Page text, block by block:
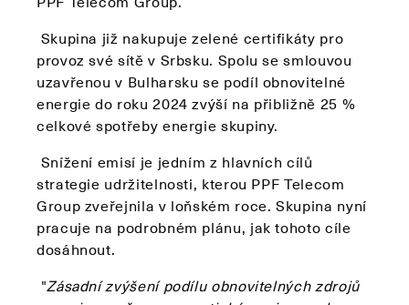
Skupina již nakupuje zelené certifikáty pro
provoz své sítě v Srbsku. Spolu se smlouvou
uzavřenou v Bulharsku se podíl obnovitelné
energie do roku 2024 zvýší na přibližně 25 %
celkové spotřeby energie skupiny.
Snížení emisí je jedním z hlavních cílů
strategie udržitelnosti, kterou PPF Telecom
Group zveřejnila v loňském roce. Skupina nyní
pracuje na podrobném plánu, jak tohoto cíle
dosáhnout.
"Zásadní zvýšení podílu obnovitelných zdrojů